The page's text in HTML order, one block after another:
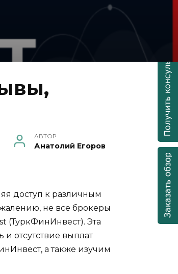
АВТОР
Анатолий Егоров
доступ к различным
не все брокеры
(ТуркФинИнвест). Эта
отсутствие выплат
а также изучим